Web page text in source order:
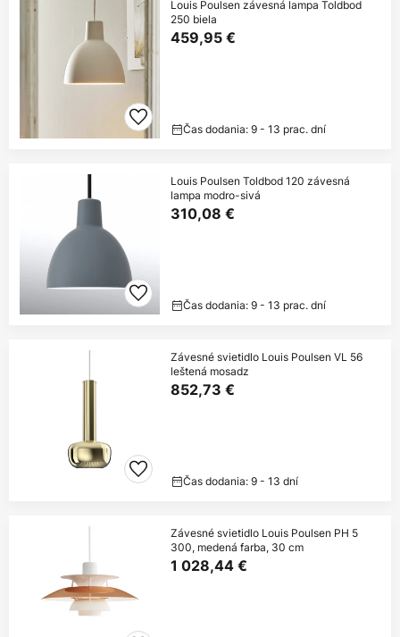
Louis Poulsen závesná lampa Toldbod
250 biela
459,95 €
Čas dodania: 9 - 13 prac. dní
Louis Poulsen Toldbod 120 závesná
lampa modro-sivá
310,08 €
Čas dodania: 9 - 13 prac. dní
Závesné svietidlo Louis Poulsen VL 56
leštená mosadz
852,73 €
Čas dodania: 9 - 13 dní
Závesné svietidlo Louis Poulsen PH 5
300, medená farba, 30 cm
1 028,44 €